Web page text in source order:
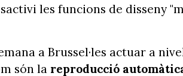
les funcions de disseny
a Brussel·les actuar a
són la reproducció